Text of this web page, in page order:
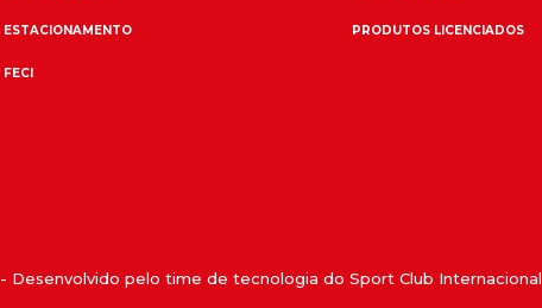
ESTACIONAMENTO
FECI
PRODUTOS LICENCIADOS
- Desenvolvido pelo time de tecnologia do Sport Club Internacional